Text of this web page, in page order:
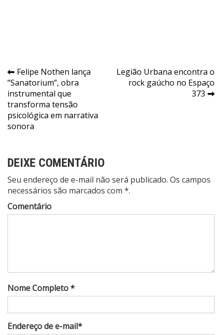
Navegação
de
Post
Felipe Nothen lança
“Sanatorium”, obra
instrumental que
transforma tensão
psicológica em narrativa
sonora
Legião Urbana encontra o
rock gaúcho no Espaço
373
DEIXE COMENTÁRIO
Seu endereço de e-mail não será publicado. Os campos
necessários são marcados com *.
Comentário
Nome Completo *
Endereço de e-mail*